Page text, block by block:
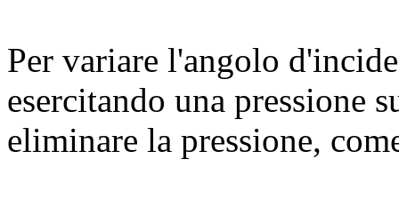
Per variare l'angolo
esercitando una pressione
eliminare la pressione,